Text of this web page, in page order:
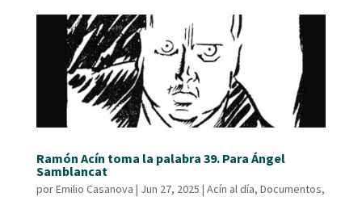
Ramón Acín toma la palabra 39. Para Ángel
Samblancat
porEmilio Casanova | Jun 27, 2025 | Acín al día, Documentos,